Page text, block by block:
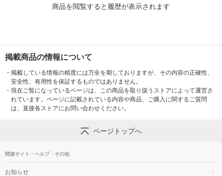
商品を閲覧すると履歴が表示されます
掲載商品の情報について
・ 掲載している情報の精度には万全を期しておりますが、その内容の正確性、
安全性、有用性を保証するものではありません。
・ 現在ご覧になっているページは、この商品を取り扱うストアによって運営さ
れています。ページに記載されている内容や商品、ご購入に関するご質問
は、直接各ストアにお問い合わせください。
ページトップへ
関連サイト・ヘルプ・その他
お知らせ